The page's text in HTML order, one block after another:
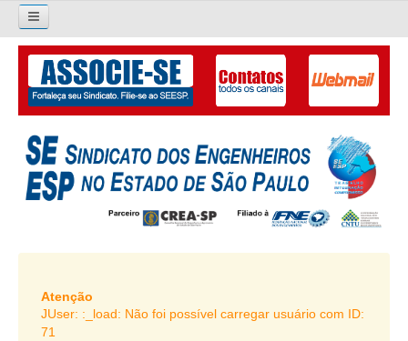
Pesquisar...
O SINDICATO
APRESENTAÇÃO
PALAVRA DO PRESIDENTE
DIRETORIA
LIVRO GESTÃO 2026-2029
SUBSEDES SINDICAIS
Atenção
JUser: :_load: Não foi possível carregar usuário com ID:
71